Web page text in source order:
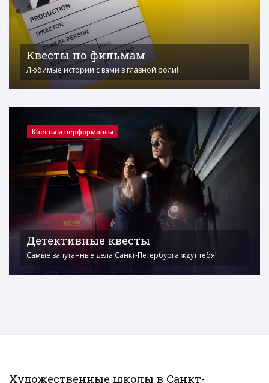
Квесты по фильмам
Любимые истории с вами в главной роли!
Квесты и перформансы
Детективные квесты
Самые запутанные дела Санкт-Петербурга ждут тебя!
Художественные школы в Санкт-